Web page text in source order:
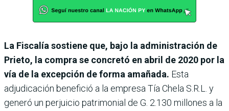
La Fiscalía sostiene que, bajo la administración de
Prieto, la compra se concretó en abril de 2020 por la
vía de la excepción de forma amañada. Esta
adjudicación benefició a la empresa Tía Chela S.R.L. y
generó un perjuicio patrimonial de G. 2.130 millones a la